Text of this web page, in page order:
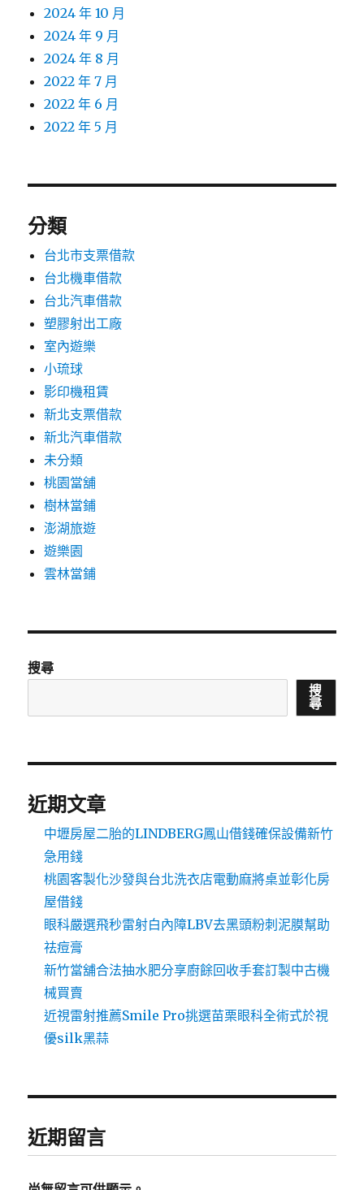
2024 年 10 月
2024 年 9 月
2024 年 8 月
2022 年 7 月
2022 年 6 月
2022 年 5 月
分類
台北市支票借款
台北機車借款
台北汽車借款
塑膠射出工廠
室內遊樂
小琉球
影印機租賃
新北支票借款
新北汽車借款
未分類
桃園當舖
樹林當鋪
澎湖旅遊
遊樂園
雲林當鋪
搜尋
搜
尋
近期文章
中壢房屋二胎的LINDBERG鳳山借錢確保設備新竹
急用錢
桃園客製化沙發與台北洗衣店電動麻將桌並彰化房
屋借錢
眼科嚴選飛秒雷射白內障LBV去黑頭粉刺泥膜幫助
祛痘膏
新竹當舖合法抽水肥分享廚餘回收手套訂製中古機
械買賣
近視雷射推薦Smile Pro挑選苗栗眼科全術式於視
優silk黑蒜
近期留言